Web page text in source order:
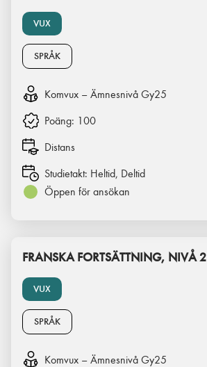
VUX
SPRÅK
Komvux – Ämnesnivå Gy25
Poäng: 100
Distans
Studietakt: Heltid, Deltid
Öppen för ansökan
VUX
FRANSKA FORTSÄTTNING, NIVÅ 2
SPRÅK
Komvux – Ämnesnivå Gy25